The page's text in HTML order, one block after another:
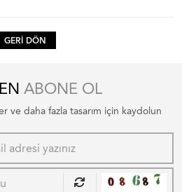
GERI DÖN
ABONE OL
ve daha fazla tasarım için kaydolun